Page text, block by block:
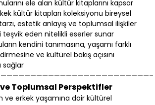
ele alan kültür kitaplarını kapsar
kültür kitapları koleksiyonu bireysel
estetik anlayış ve toplumsal ilişkiler
eden nitelikli eserler sunar
kendini tanımasına, yaşamı farklı
ve kültürel bakış açısını
sağlar
Toplumsal Perspektifler
ve erkek yaşamına dair kültürel